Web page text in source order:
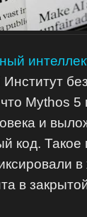
Mythos
и
код. Такое
в
в